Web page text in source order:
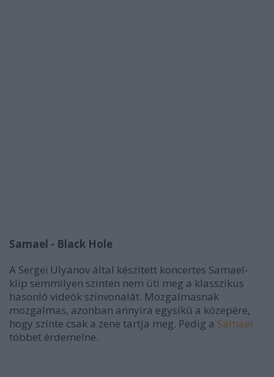
Samael - Black Hole
A Sergeï Ulyanov által készített koncertes Samael-
klip semmilyen szinten nem üti meg a klasszikus
hasonló videók színvonalát. Mozgalmasnak
mozgalmas, azonban annyira egysíkú a közepére,
hogy színte csak a zene tartja meg. Pedig a Samael
többet érdemelne.